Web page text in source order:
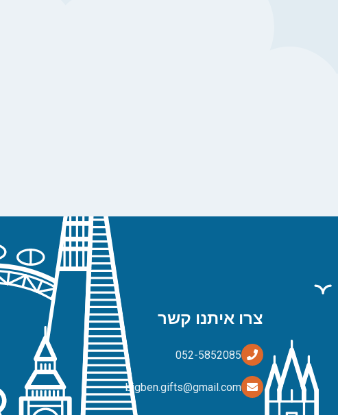
צרו איתנו קשר
bigben.gifts@gmail.com